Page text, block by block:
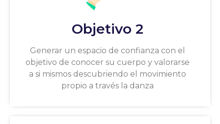
Objetivo 2
Generar un espacio de confianza con el
objetivo de conocer su cuerpo y valorarse
a si mismos descubriendo el movimiento
propio a través la danza